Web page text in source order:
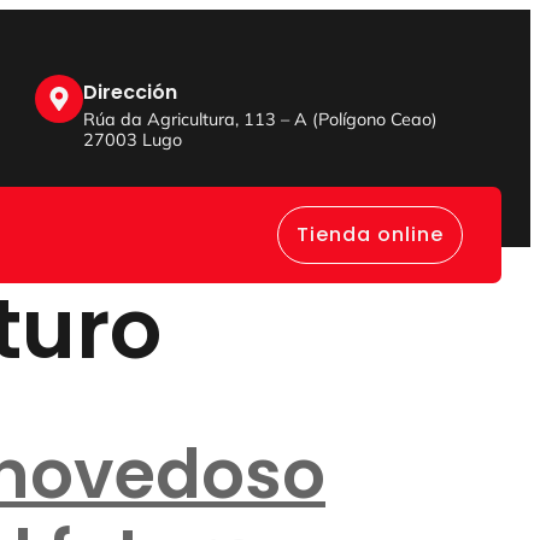
Dirección
Rúa da Agricultura, 113 – A (Polígono Ceao)
27003 Lugo
Tienda online